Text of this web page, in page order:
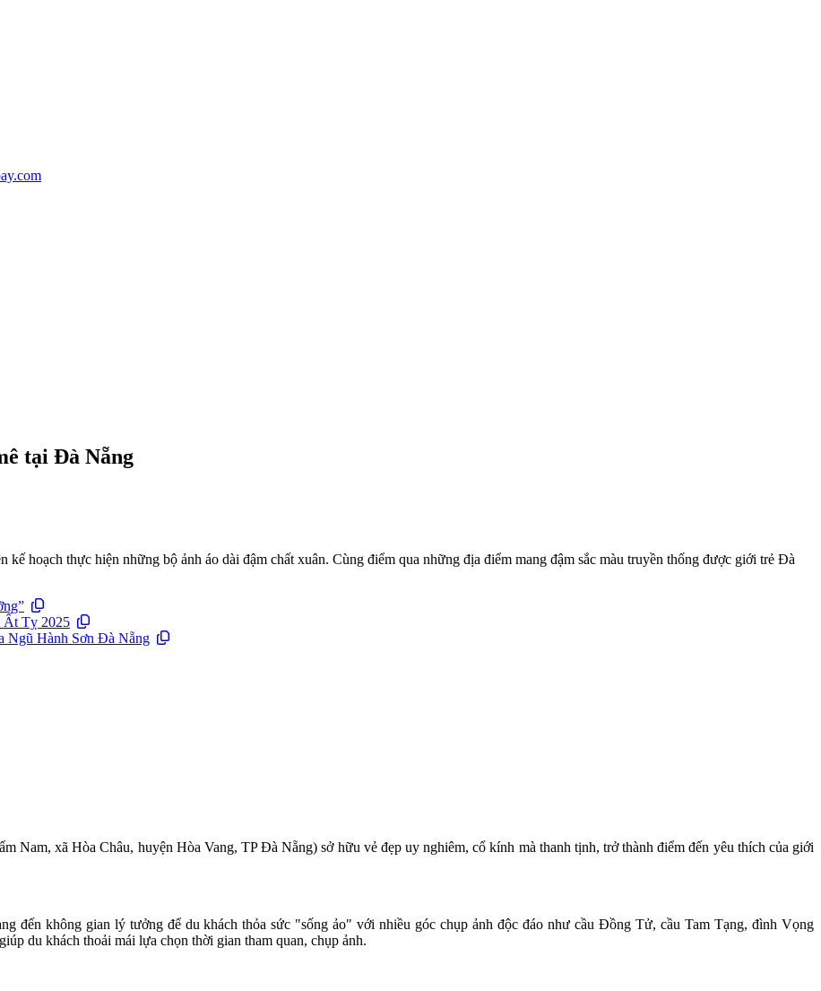
tại Đà Nẵng
kế hoạch thực hiện những bộ ảnh áo dài đậm chất xuân. Cùng điểm qua những địa điểm mang đậm sắc màu truyền thống được giới trẻ Đà
Ất Tỵ 2025
Ngũ Hành Sơn Đà Nẵng
Nam, xã Hòa Châu, huyện Hòa Vang, TP Đà Nẵng) sở hữu vẻ đẹp uy nghiêm, cổ kính mà thanh tịnh, trở thành điểm đến yêu thích của giới
đến không gian lý tưởng để du khách thỏa sức "sống ảo" với nhiều góc chụp ảnh độc đáo như cầu Đồng Tử, cầu Tam Tạng, đình Vọng
du khách thoải mái lựa chọn thời gian tham quan, chụp ảnh.